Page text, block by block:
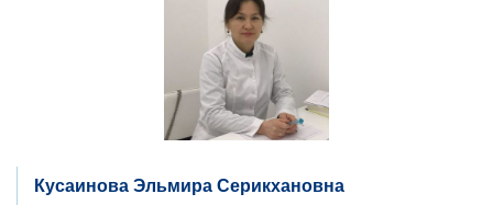
Кусаинова Эльмира Серикхановна